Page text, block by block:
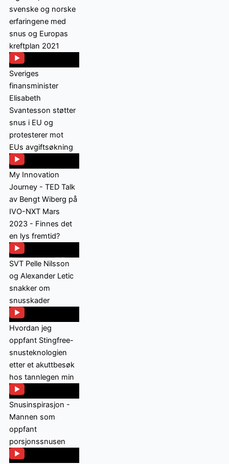
svenske og norske
erfaringene med
snus og Europas
kreftplan 2021
Sveriges
finansminister
Elisabeth
Svantesson støtter
snus i EU og
protesterer mot
EUs avgiftsøkning
My Innovation
Journey - TED Talk
av Bengt Wiberg på
IVO-NXT Mars
2023 - Finnes det
en lys fremtid?
SVT Pelle Nilsson
og Alexander Letic
snakker om
snusskader
Hvordan jeg
oppfant Stingfree-
snusteknologien
etter et akuttbesøk
hos tannlegen min
Snusinspirasjon -
Mannen som
oppfant
porsjonssnusen